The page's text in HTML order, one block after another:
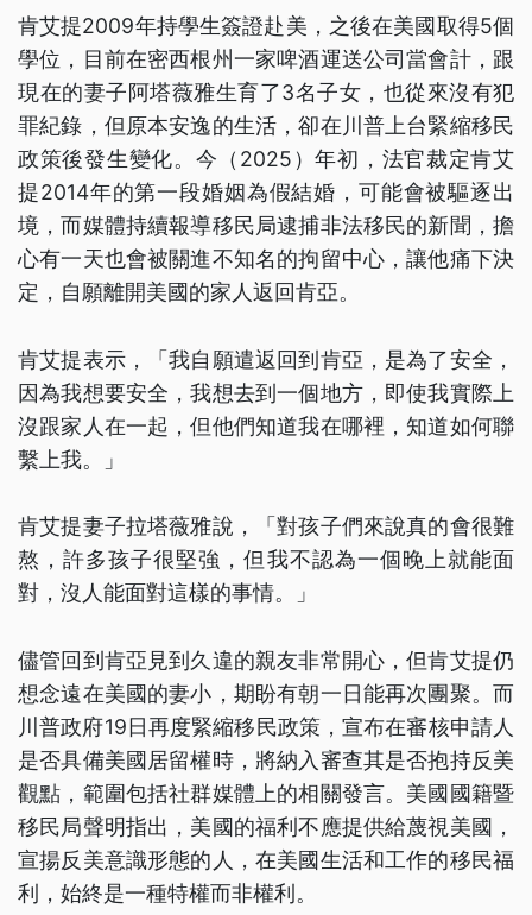
肯艾提2009年持學生簽證赴美，之後在美國取得5個
學位，目前在密西根州一家啤酒運送公司當會計，跟
現在的妻子阿塔薇雅生育了3名子女，也從來沒有犯
罪紀錄，但原本安逸的生活，卻在川普上台緊縮移民
政策後發生變化。今（2025）年初，法官裁定肯艾
提2014年的第一段婚姻為假結婚，可能會被驅逐出
境，而媒體持續報導移民局逮捕非法移民的新聞，擔
心有一天也會被關進不知名的拘留中心，讓他痛下決
定，自願離開美國的家人返回肯亞。
肯艾提表示，「我自願遣返回到肯亞，是為了安全，
因為我想要安全，我想去到一個地方，即使我實際上
沒跟家人在一起，但他們知道我在哪裡，知道如何聯
繫上我。」
肯艾提妻子拉塔薇雅說，「對孩子們來說真的會很難
熬，許多孩子很堅強，但我不認為一個晚上就能面
對，沒人能面對這樣的事情。」
儘管回到肯亞見到久違的親友非常開心，但肯艾提仍
想念遠在美國的妻小，期盼有朝一日能再次團聚。而
川普政府19日再度緊縮移民政策，宣布在審核申請人
是否具備美國居留權時，將納入審查其是否抱持反美
觀點，範圍包括社群媒體上的相關發言。美國國籍暨
移民局聲明指出，美國的福利不應提供給蔑視美國，
宣揚反美意識形態的人，在美國生活和工作的移民福
利，始終是一種特權而非權利。